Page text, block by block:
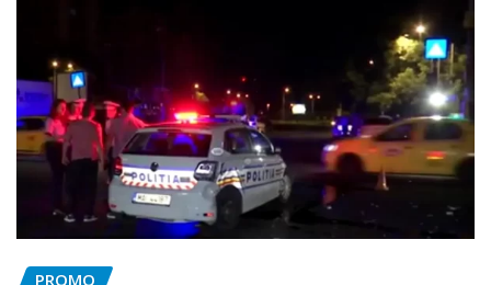
PROMO